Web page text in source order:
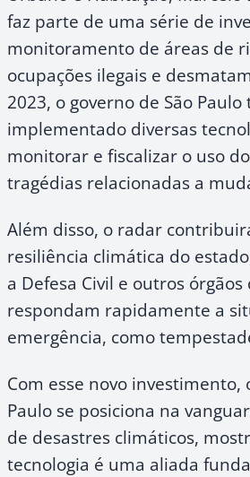
faz parte de uma série de
monitoramento de áreas de
ocupações ilegais e
2023, o governo de São Paulo
implementado diversas
monitorar e fiscalizar o uso
tragédias relacionadas a
Além disso, o radar
resiliência climática do
a Defesa Civil e outros
respondam rapidamente a
emergência, como
Com esse novo investimento,
Paulo se posiciona na
de desastres climáticos,
tecnologia é uma aliada